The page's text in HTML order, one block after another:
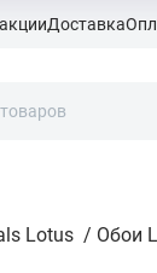
Доставка
Lotus / Обои